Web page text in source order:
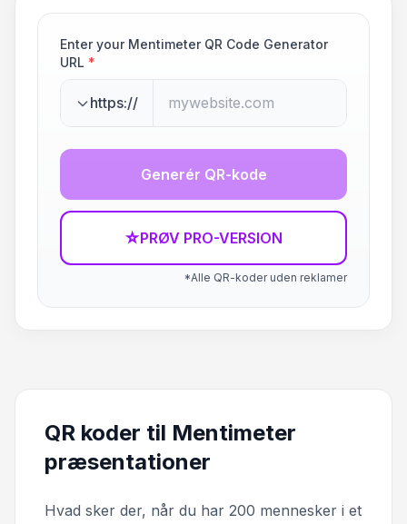
Enter your Mentimeter QR Code Generator
URL *
https://
Generér QR-kode
☆PRØV PRO-VERSION
*Alle QR-koder uden reklamer
QR koder til Mentimeter
præsentationer
Hvad sker der, når du har 200 mennesker i et